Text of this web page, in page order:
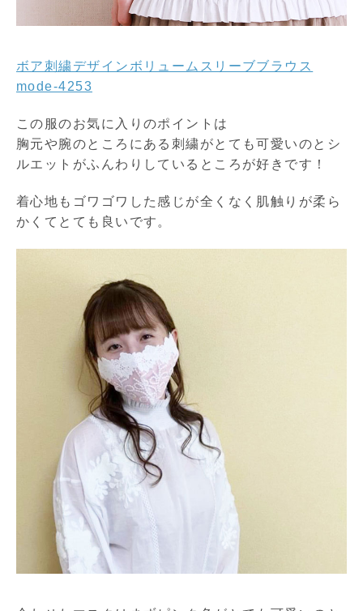
ボア刺繍デザインボリュームスリーブブラウス
mode-4253
この服のお気に入りのポイントは
胸元や腕のところにある刺繍がとても可愛いのとシ
ルエットがふんわりしているところが好きです！
着心地もゴワゴワした感じが全くなく肌触りが柔ら
かくてとても良いです。